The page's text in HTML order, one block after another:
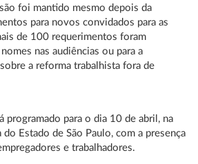
foi mantido mesmo depois da
para novos convidados para as
de 100 requerimentos foram
nas audiências ou para a
a reforma trabalhista fora de
programado para o dia 10 de abril, na
Estado de São Paulo, com a presença
e trabalhadores.